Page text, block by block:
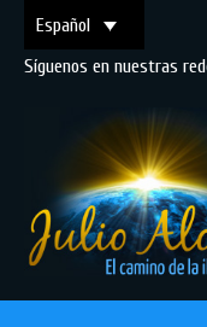
Español
Síguenos en nuestras